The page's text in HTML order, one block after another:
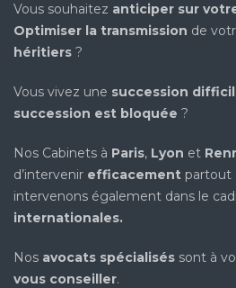
Vous souhaitez anticiper sur
Optimiser la transmission de
héritiers ?
Vous vivez une succession
succession est bloquée ?
Nos Cabinets à Paris, Lyon et
d’intervenir efficacement partout
intervenons également dans le
internationales.
Nos avocats spécialisés sont à
vous conseiller.